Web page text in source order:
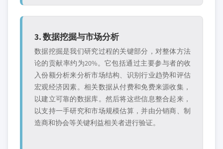
3. 数据挖掘与市场分析
数据挖掘是我们研究过程的关键部分，对整体方法
论的贡献率约为20%。它包括通过主要参与者的收
入份额分析来分析市场结构、识别行业趋势和评估
宏观经济因素。相关数据从付费和免费来源收集，
以建立可靠的数据库。然后将这些信息整合起来，
以支持一手研究和市场规模估算，并由分销商、制
造商和协会等关键利益相关者进行验证。